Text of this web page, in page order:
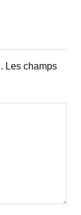
Les champs